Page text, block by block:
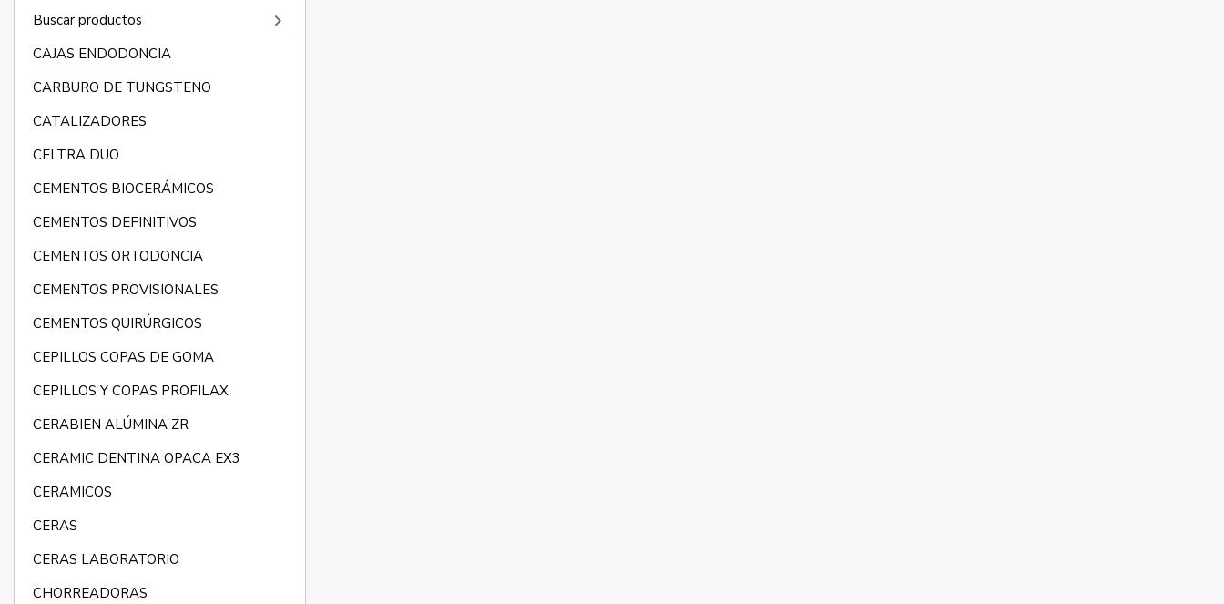
Buscar productos keyboard_arrow_right
CAJAS ENDODONCIA
CARBURO DE TUNGSTENO
CATALIZADORES
CELTRA DUO
CEMENTOS BIOCERÁMICOS
CEMENTOS DEFINITIVOS
CEMENTOS ORTODONCIA
CEMENTOS PROVISIONALES
CEMENTOS QUIRÚRGICOS
CEPILLOS COPAS DE GOMA
CEPILLOS Y COPAS PROFILAX
CERABIEN ALÚMINA ZR
CERAMIC DENTINA OPACA EX3
CERAMICOS
CERAS
CERAS LABORATORIO
CHORREADORAS